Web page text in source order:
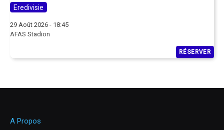
Eredivisie
29 Août 2026 - 18:45
AFAS Stadion
RÉSERVER
A Propos